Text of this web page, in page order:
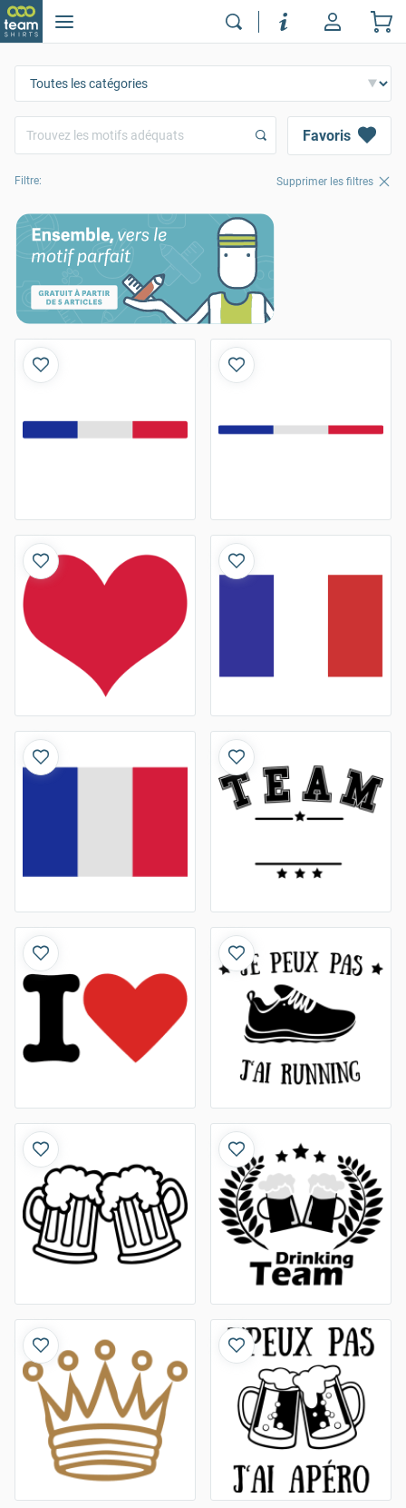
Favoris
Filtre: Supprimer les filtres